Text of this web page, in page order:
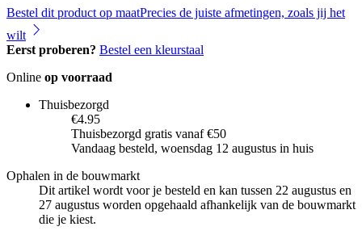
Bestel dit product op maatPrecies de juiste afmetingen, zoals jij het
wilt
Eerst proberen? Bestel een kleurstaal
Online op voorraad
Thuisbezorgd
€4.95
Thuisbezorgd gratis vanaf €50
Vandaag besteld, woensdag 12 augustus in huis
Ophalen in de bouwmarkt
Dit artikel wordt voor je besteld en kan tussen 22 augustus en
27 augustus worden opgehaald afhankelijk van de bouwmarkt
die je kiest.